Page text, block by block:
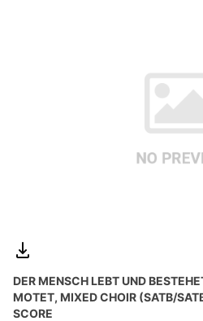
DER MENSCH LEBT UND
MOTET, MIXED CHOIR (SATB/
SCORE